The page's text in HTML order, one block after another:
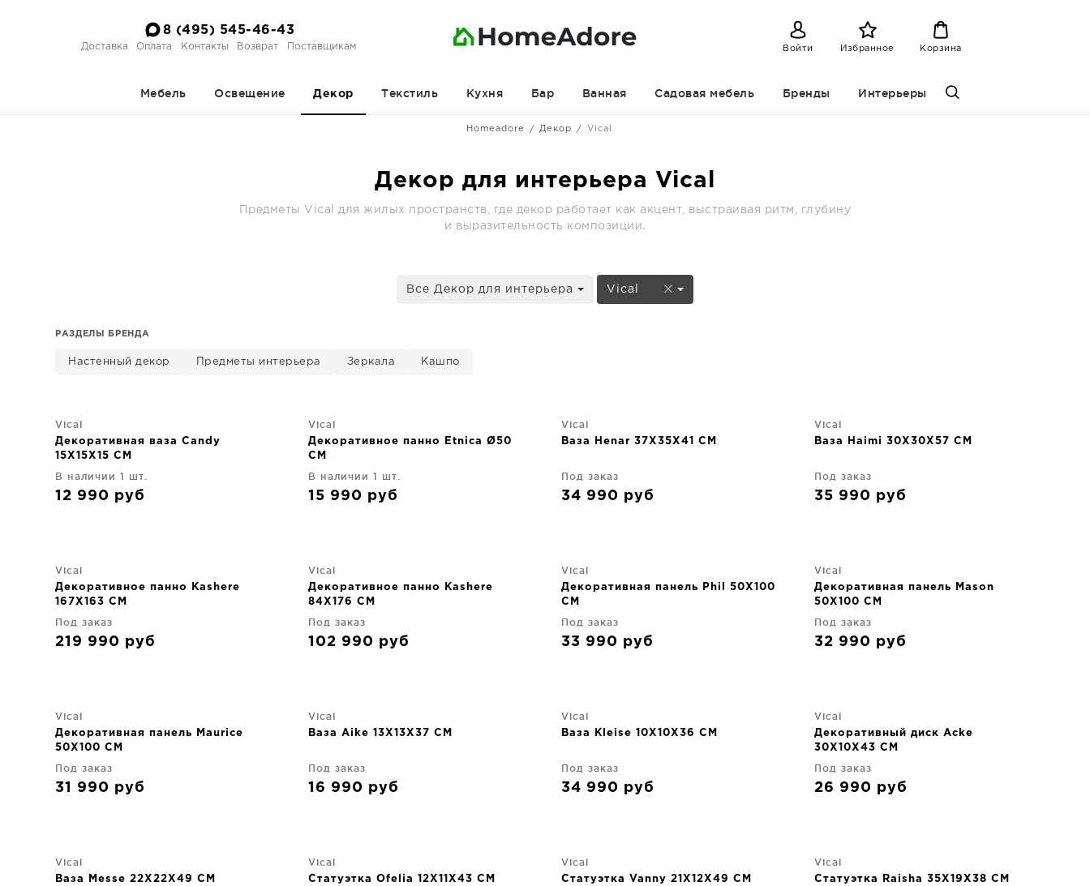
8 (495) 545-46-43
Доставка Оплата Контакты Возврат Поставщикам Войти Избранное Корзина
Мебель Освещение Декор Текстиль Кухня Бар Ванная Садовая мебель Бренды Интерьеры
Homeadore Декор Vical
Декор для интерьера Vical
Предметы Vical для жилых пространств, где декор работает как акцент, выстраивая ритм, глубину
и выразительность композиции.
Все Декор для интерьера Vical
РАЗДЕЛЫ БРЕНДА
Настенный декор Предметы интерьера Зеркала Кашпо
Vical
Декоративная ваза Candy
15X15X15 CM
В наличии 1 шт.
12 990 руб
Vical
Декоративное панно Etnica Ø50
CM
В наличии 1 шт.
15 990 руб
Vical
Ваза Henar 37X35X41 CM
Под заказ
34 990 руб
Vical
Ваза Haimi 30X30X57 CM
Под заказ
35 990 руб
Vical
Декоративное панно Kashere
167X163 CM
Под заказ
219 990 руб
Vical
Декоративное панно Kashere
84X176 CM
Под заказ
102 990 руб
Vical
Декоративная панель Phil 50X100
CM
Под заказ
33 990 руб
Vical
Декоративная панель Mason
50X100 CM
Под заказ
32 990 руб
Vical
Декоративная панель Maurice
50X100 CM
Под заказ
31 990 руб
Vical
Ваза Aike 13X13X37 CM
Под заказ
16 990 руб
Vical
Ваза Kleise 10X10X36 CM
Под заказ
34 990 руб
Vical
Декоративный диск Acke
30X10X43 CM
Под заказ
26 990 руб
Vical
Ваза Messe 22X22X49 CM
Vical
Статуэтка Ofelia 12X11X43 CM
Vical
Статуэтка Vanny 21X12X49 CM
Vical
Статуэтка Raisha 35X19X38 CM